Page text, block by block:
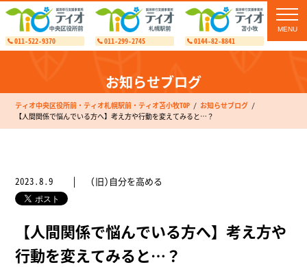
011-522-9370 011-299-2745 0144-82-8841
お知らせブログ
ティオ中央区役所前・ティオ札幌駅前・ティオ苫小牧TOP
お知らせブログ
【人間関係で悩んでいる方へ】考え方や行動を変えてみると…？
2023.8.9 (旧)自分を高める
【人間関係で悩んでいる方へ】考え方や
行動を変えてみると…？